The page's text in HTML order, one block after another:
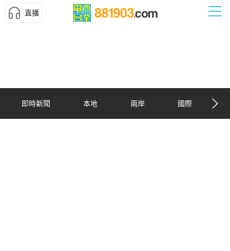
直播
即時新聞 本地 兩岸 國際